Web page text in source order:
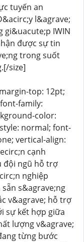
tuyến an
l&agrave;
IWIN
được sự tin
trong suốt
size]
top: 12pt;
family:
color:
normal; font-
vertical-align:
cạnh
đội ngũ hỗ trợ
nghiệp
s&agrave;ng
v&agrave; hỗ trợ
sự kết hợp giữa
lượng v&agrave;
từng bước